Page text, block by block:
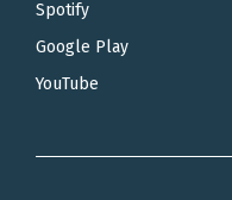
Spotify
Google Play
YouTube